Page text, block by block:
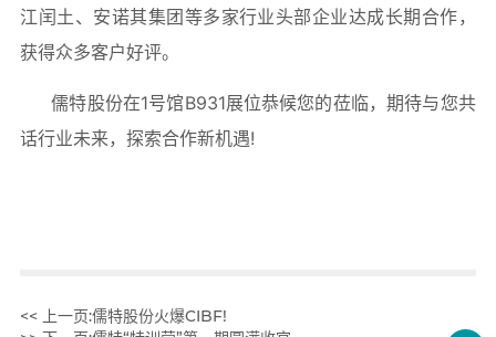
<< 上一页:儒特股份火爆CIBF!